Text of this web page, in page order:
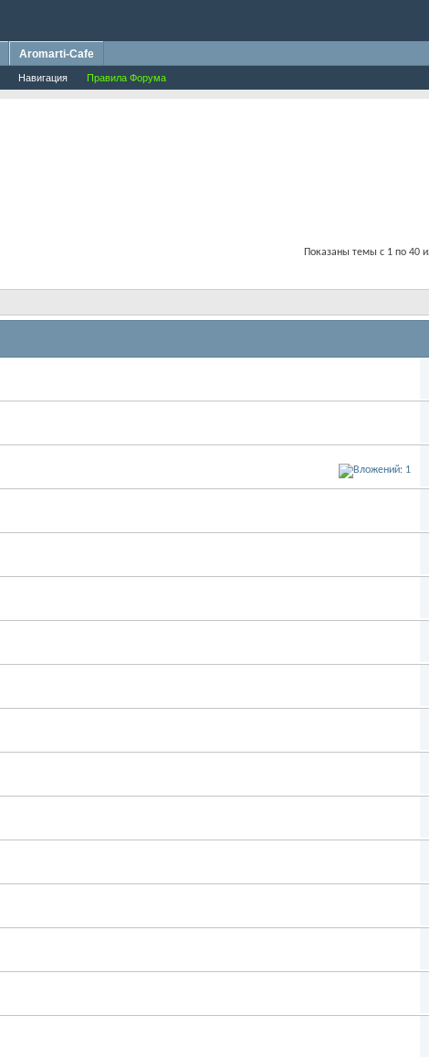
Навигация Правила Форума
Aromarti-Cafe
Показаны темы с 1 по 40